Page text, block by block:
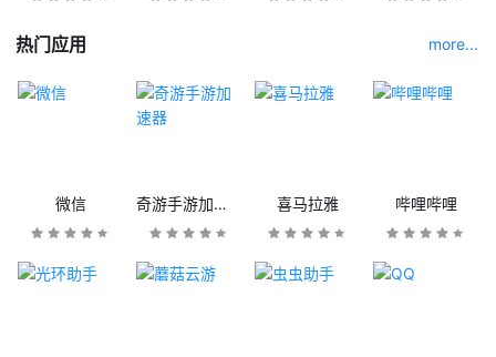
热门应用 more...
微信 奇游手游加速器 喜马拉雅 哔哩哔哩